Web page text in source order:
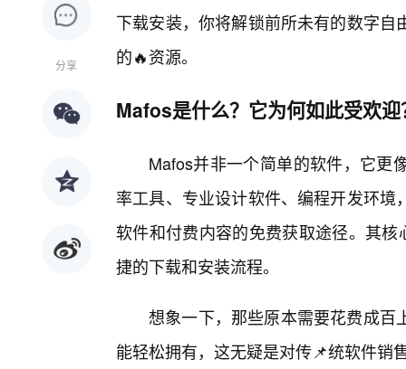
分享
下载安装，你将解锁前所未有的数字
的🔥资源。
Mafos是什么？它为何如此受欢迎
Mafos并非一个简单的软件，它更
率工具、专业设计软件、编程开发环
软件和付费内容的免费获取途径。其
捷的下载和安装流程。
想象一下，那些原本需要花费成百
能轻松拥有，这无疑是对传📌统软件销